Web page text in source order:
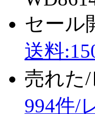
セール
送料
売れた
994件/